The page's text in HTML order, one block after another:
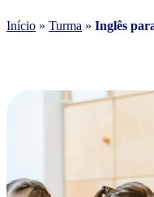
Início » Turma » Inglês